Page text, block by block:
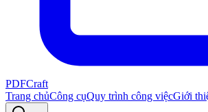
PDFCraft
Trang chủCông cụQuy trình công việcGiới